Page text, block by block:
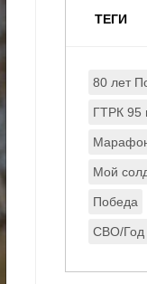
ТЕГИ
80 лет
ГТРК 95
Мой
Победа
СВО/Год